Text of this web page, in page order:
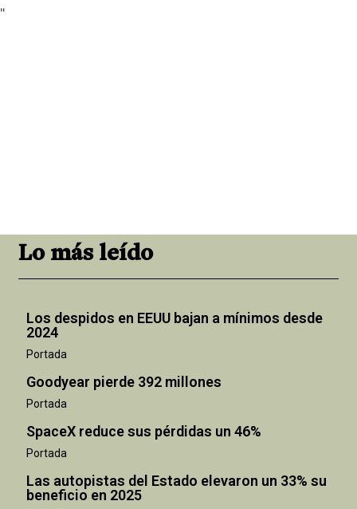
"
Lo más leído
Los despidos en EEUU bajan a mínimos desde
2024
Portada
Goodyear pierde 392 millones
Portada
SpaceX reduce sus pérdidas un 46%
Portada
Las autopistas del Estado elevaron un 33% su
beneficio en 2025